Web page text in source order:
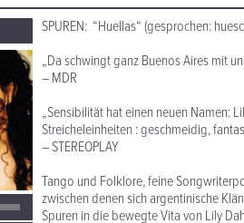
SPUREN: “Huellas“ (gesprochen:
„Da schwingt ganz Buenos Aires mit
– MDR
„Sensibilität hat einen neuen Namen:
Streicheleinheiten : geschmeidig,
– STEREOPLAY
Tango und Folklore, feine
zwischen denen sich argentinische
Spuren in die bewegte Vita von Lily